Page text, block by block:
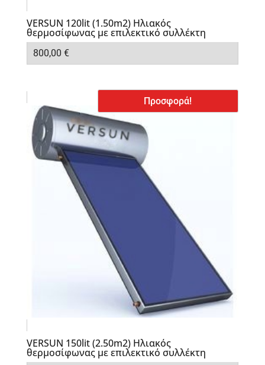
VERSUN 120lit (1.50m2) Ηλιακός
θερμοσίφωνας με επιλεκτικό συλλέκτη
800,00 €
Προσφορά!
VERSUN 150lit (2.50m2) Ηλιακός
θερμοσίφωνας με επιλεκτικό συλλέκτη